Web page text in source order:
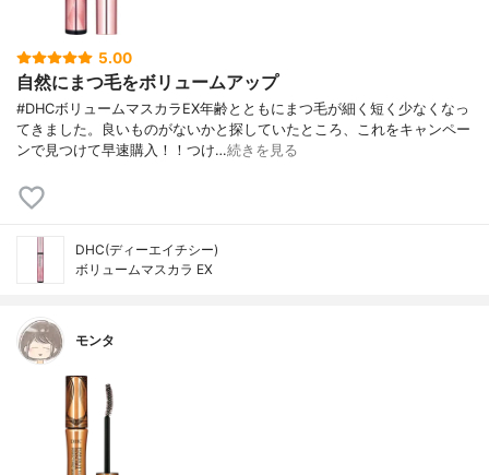
5.00
自然にまつ毛をボリュームアップ
#DHCボリュームマスカラEX年齢とともにまつ毛が細く短く少なくなっ
てきました。良いものがないかと探していたところ、これをキャンペー
ンで見つけて早速購入！！つけ…続きを見る
DHC(ディーエイチシー)
ボリュームマスカラ EX
モンタ